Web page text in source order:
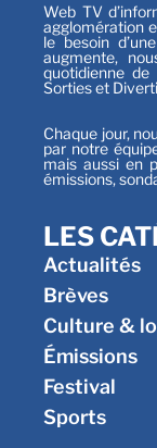
Web TV
agglomération
le besoin
augmente,
quotidienne de
Sorties et
Chaque jour,
par notre
mais aussi en
émissions,
LES
Actualités
Brèves
Culture &
Émissions
Festival
Sports